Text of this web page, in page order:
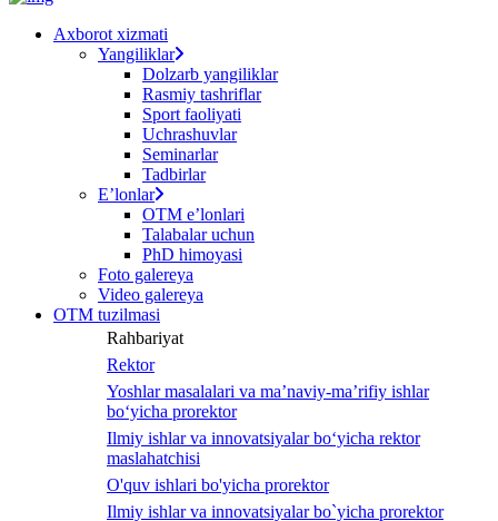
Axborot xizmati
Yangiliklar
Dolzarb yangiliklar
Rasmiy tashriflar
Sport faoliyati
Uchrashuvlar
Seminarlar
Tadbirlar
Eʼlonlar
OTM eʼlonlari
Talabalar uchun
PhD himoyasi
Foto galereya
Video galereya
OTM tuzilmasi
Rahbariyat
Rektor
Yoshlar masalalari va ma’naviy-ma’rifiy ishlar
bo‘yicha prorektor
Ilmiy ishlar va innovatsiyalar bo‘yicha rektor
maslahatchisi
O'quv ishlari bo'yicha prorektor
Ilmiy ishlar va innovatsiyalar bo`yicha prorektor